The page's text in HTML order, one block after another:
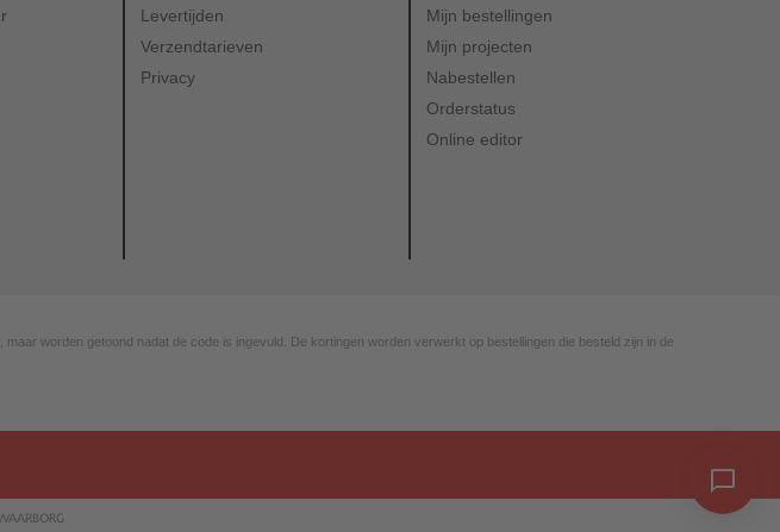
Levertijden
Verzendtarieven
Privacy
Mijn bestellingen
Mijn projecten
Nabestellen
Orderstatus
Online editor
worden getoond nadat de code is ingevuld. De kortingen worden verwerkt op bestellingen die besteld zijn in de